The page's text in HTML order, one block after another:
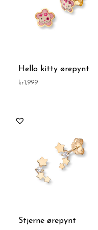
Hello kitty ørepynt
kr1,999
Stjerne ørepynt